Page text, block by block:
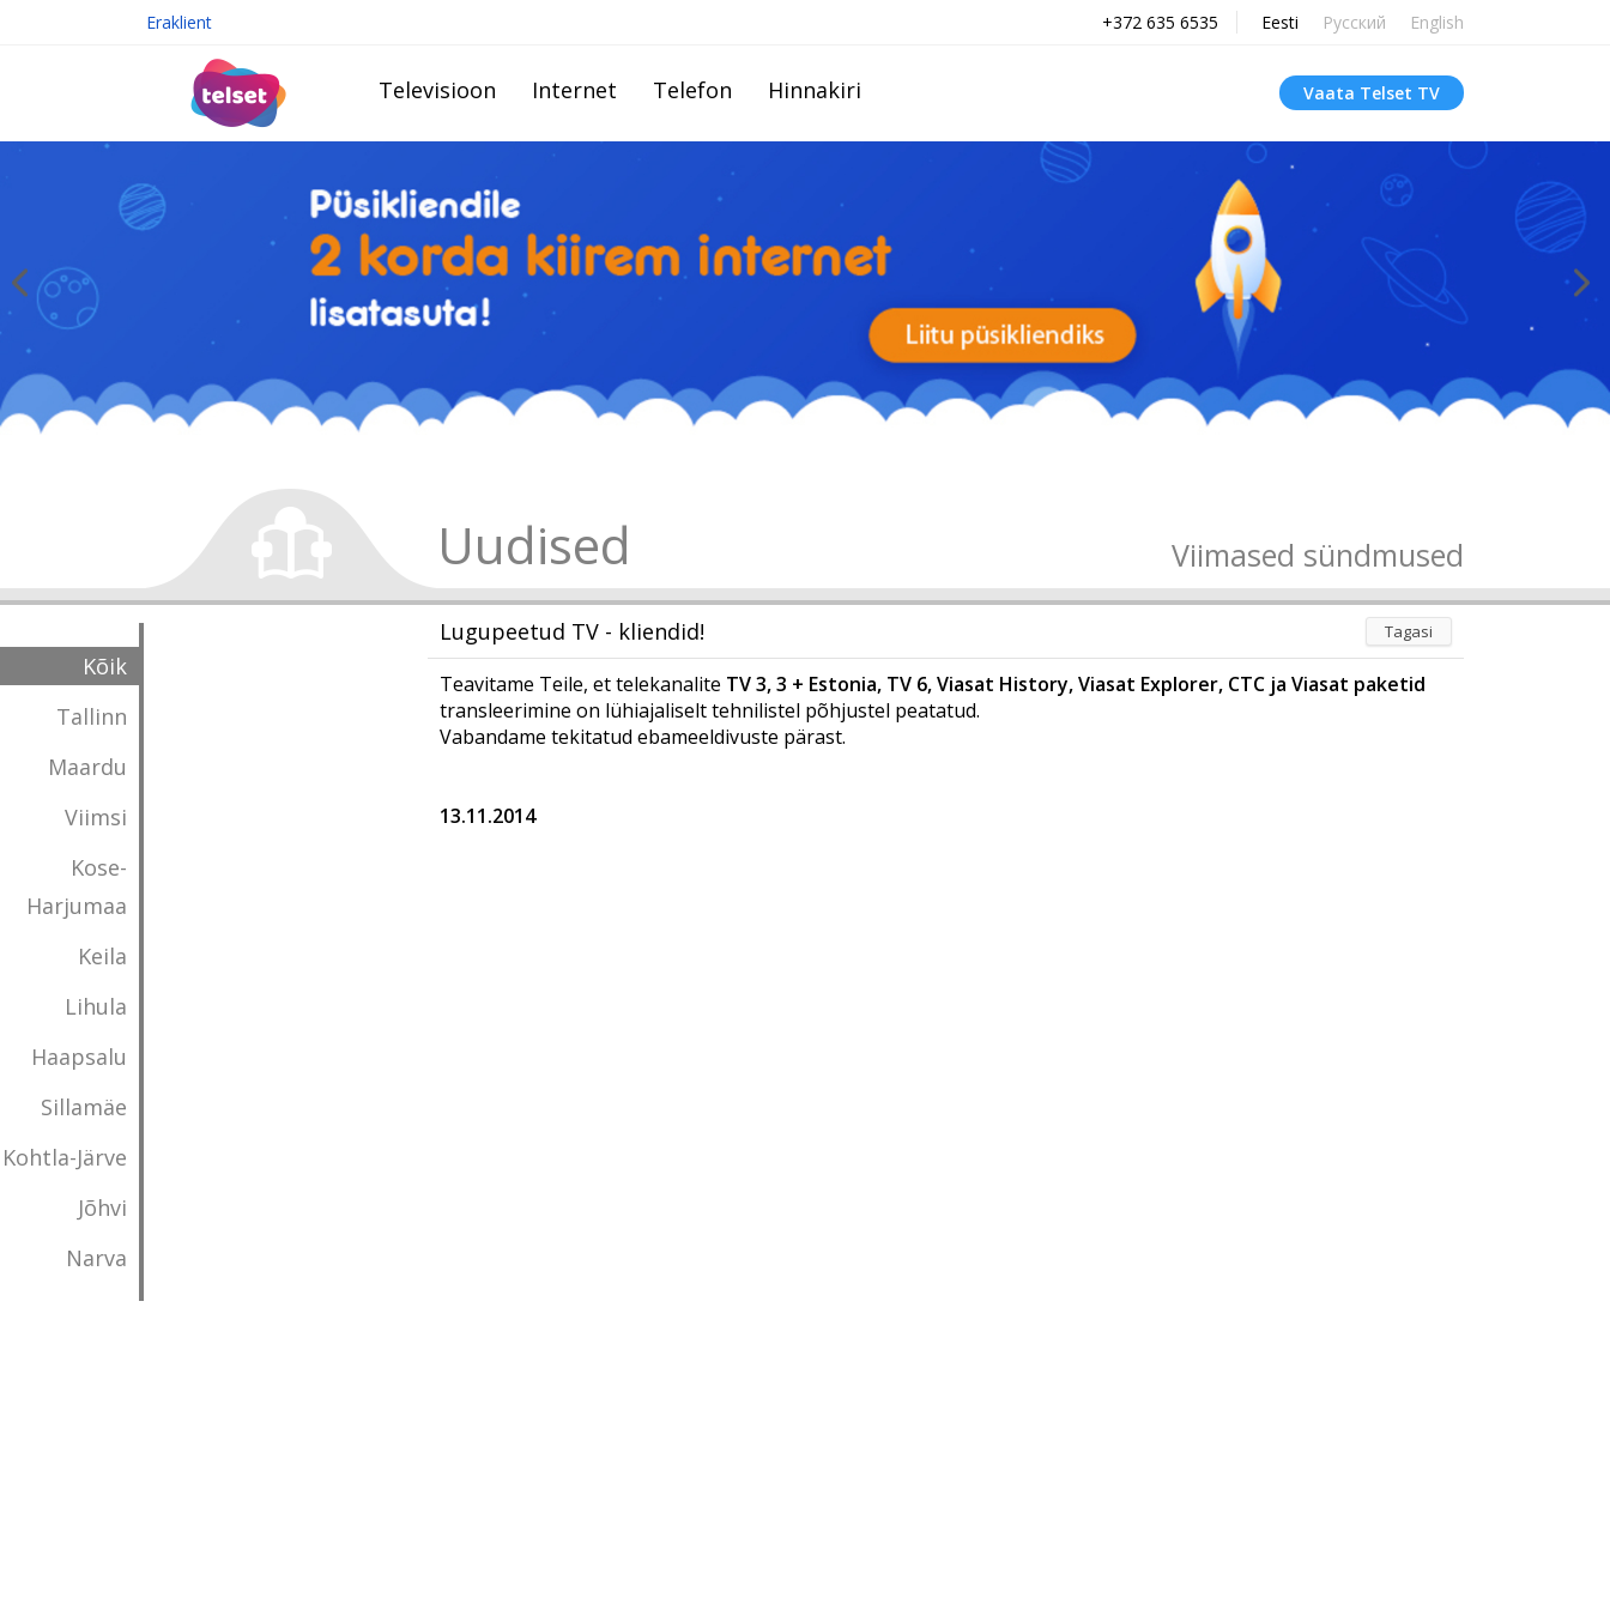
Eraklient +372 635 6535 Eesti Русский English
Televisioon Internet Telefon Hinnakiri Vaata Telset TV
Uudised Viimased sündmused
Kõik
Tallinn
Maardu
Viimsi
Kose-
Harjumaa
Keila
Lihula
Haapsalu
Sillamäe
Kohtla-Järve
Jõhvi
Narva
Lugupeetud TV - kliendid! Tagasi
Teavitame Teile, et telekanalite TV 3, 3 + Estonia, TV 6, Viasat History, Viasat Explorer, CTC ja Viasat paketid
transleerimine on lühiajaliselt tehnilistel põhjustel peatatud.
Vabandame tekitatud ebameeldivuste pärast.
13.11.2014